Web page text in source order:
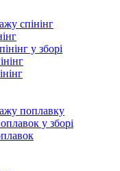
спінінг
у зборі
поплавку
у зборі